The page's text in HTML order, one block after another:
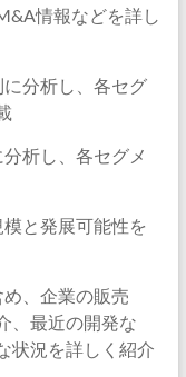
情報などを詳し
分析し、各セグ
析し、各セグメ
と発展可能性を
、企業の販売
、最近の開発な
状況を詳しく紹介